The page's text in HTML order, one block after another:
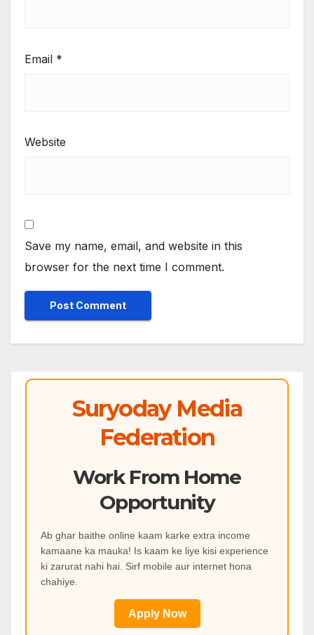
Email *
Website
Save my name, email, and website in this
browser for the next time I comment.
Suryoday Media
Federation
Work From Home
Opportunity
Ab ghar baithe online kaam karke extra income
kamaane ka mauka! Is kaam ke liye kisi experience
ki zarurat nahi hai. Sirf mobile aur internet hona
chahiye.
Apply Now